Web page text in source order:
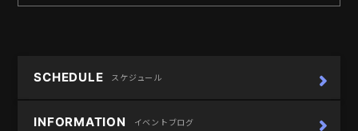
SCHEDULE スケジュール
INFORMATION イベントブログ